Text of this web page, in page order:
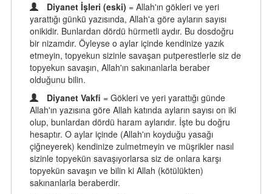
Diyanet İşleri (eski) = Allah'ın gökleri ve yeri
yarattığı günkü yazısında, Allah'a göre ayların sayısı
onikidir. Bunlardan dördü hürmetli aydır. Bu dosdoğru
bir nizamdır. Öyleyse o aylar içinde kendinize yazık
etmeyin, topyekun sizinle savaşan putperestlerle siz de
topyekun savaşın, Allah'ın sakınanlarla beraber
olduğunu bilin.
Diyanet Vakfi = Gökleri ve yeri yarattığı günde
Allah'ın yazısına göre Allah katında ayların sayısı on iki
olup, bunlardan dördü haram aylarıdır. İşte bu doğru
hesaptır. O aylar içinde (Allah'ın koyduğu yasağı
çiğneyerek) kendinize zulmetmeyin ve müşrikler nasıl
sizinle topyekün savaşıyorlarsa siz de onlara karşı
topyekün savaşın ve bilin ki Allah (kötülükten)
sakınanlarla beraberdir.